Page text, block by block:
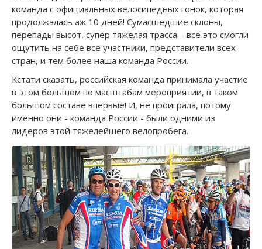
команда с официальных велосипедных гонок, которая
продолжалась аж 10 дней! Сумасшедшие склоны,
перепады высот, супер тяжелая трасса – все это смогли
ощутить на себе все участники, представители всех
стран, и тем более наша команда России.
Кстати сказать, российская команда принимала участие
в этом большом по масштабам мероприятии, в таком
большом составе впервые! И, не проиграла, потому
именно они - команда России - были одними из
лидеров этой тяжелейшего велопробега.